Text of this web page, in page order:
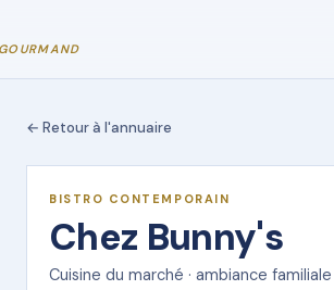
← Retour à l'annuaire
★ DÉMO R3STO
BISTRO CONTEMPORAIN
Chez Bunny's
Cuisine du marché · ambiance